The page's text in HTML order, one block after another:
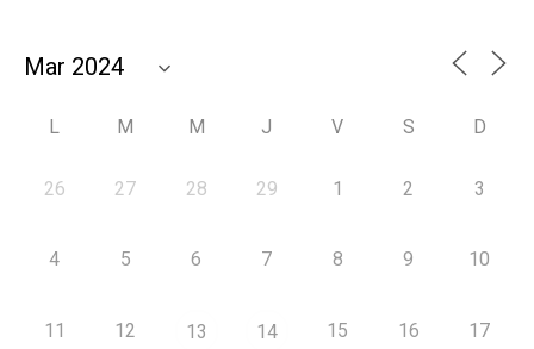
L M M J V S D
26 27 28 29 1 2 3
4 5 6 7 8 9 10
11 12 13 14 15 16 17